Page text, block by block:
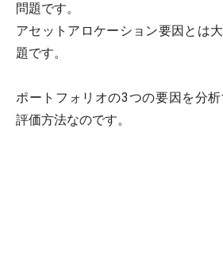
問題です。
アセットアロケーション要因とは
題です。
ポートフォリオの3つの要因を分
評価方法なのです。